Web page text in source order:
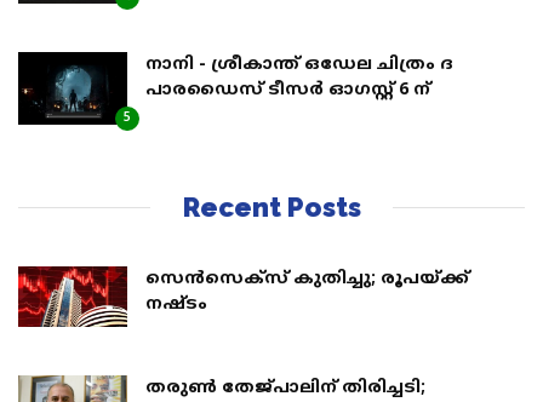
5
നാനി - ശ്രീകാന്ത് ഒഡേല ചിത്രം ദ
പാരഡൈസ് ടീസർ ഓഗസ്റ്റ് 6 ന്
Recent Posts
സെന്‍സെക്‌സ് കുതിച്ചു; രൂപയ്ക്ക്
നഷ്ടം
തരുൺ തേജ്പാലിന് തിരിച്ചടി;